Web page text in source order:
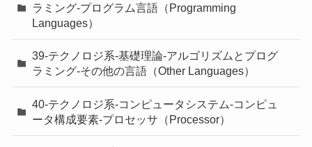
ラミング-プログラム言語（Programming
Languages）
39-テクノロジ系-基礎理論-アルゴリズムとプログ
ラミング-その他の言語（Other Languages）
40-テクノロジ系-コンピュータシステム-コンピュ
ータ構成要素-プロセッサ（Processor）